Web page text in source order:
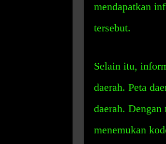
mendapatkan
tersebut.
Selain itu,
daerah. Peta
daerah. Dengan
menemukan